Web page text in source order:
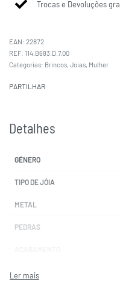
Trocas e Devoluções
EAN: 22872
114.B683.D.7.00
Categorias: Brincos, Joias, Mulher
PARTILHAR
Detalhes
GÉNERO
TIPO DE JÓIA
METAL
PEDRAS
COR DA(S) PEDRA(S)